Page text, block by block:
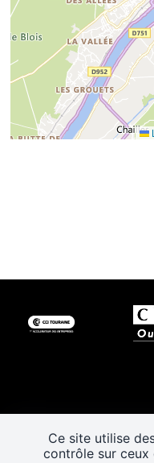
Ce site utilise
contrôle sur ceux